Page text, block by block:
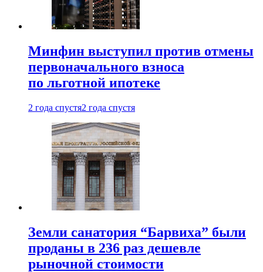
Минфин выступил против отмены
первоначального взноса
по льготной ипотеке
2 года спустя2 года спустя
Земли санатория “Барвиха” были
проданы в 236 раз дешевле
рыночной стоимости